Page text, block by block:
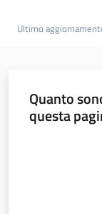
Biodiversità
Ultimo
Quanto
questa